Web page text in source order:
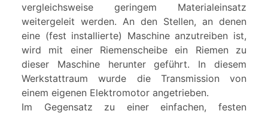
vergleichsweise geringem Materialeinsatz
weitergeleit werden. An den Stellen, an denen
eine (fest installierte) Maschine anzutreiben ist,
wird mit einer Riemenscheibe ein Riemen zu
dieser Maschine herunter geführt. In diesem
Werkstattraum wurde die Transmission von
einem eigenen Elektromotor angetrieben.
Im Gegensatz zu einer einfachen, festen